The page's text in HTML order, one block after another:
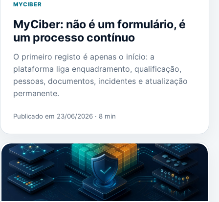
MYCIBER
MyCiber: não é um formulário, é
um processo contínuo
O primeiro registo é apenas o início: a
plataforma liga enquadramento, qualificação,
pessoas, documentos, incidentes e atualização
permanente.
Publicado em 23/06/2026· 8 min